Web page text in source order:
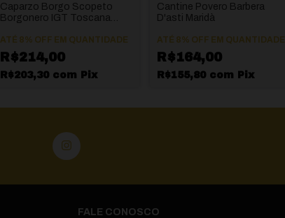
Caparzo Borgo Scopeto
Borgonero IGT Toscana
ATÉ 8% OFF EM QUANTIDADE
R$214,00
R$203,30 com Pix
Cantine Povero Barbera
D'asti Maridà
ATÉ 8% OFF EM QUANTIDADE
R$164,00
R$155,80 com Pix
FALE CONOSCO